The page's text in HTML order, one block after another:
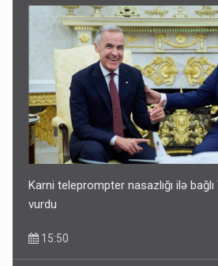
Karni teleprompter nasazlığı ilə
vurdu
15:50